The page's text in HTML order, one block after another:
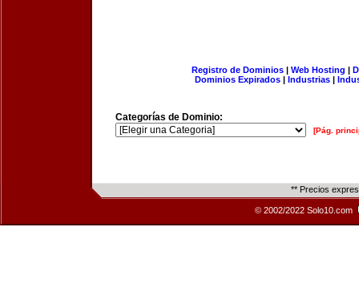
Registro de Dominios| Web Hosting |
Dominios Expirados | Industrias |
Categorías de Dominio:
[Pág.
** Precios
© 2002/2022 Solo10.com